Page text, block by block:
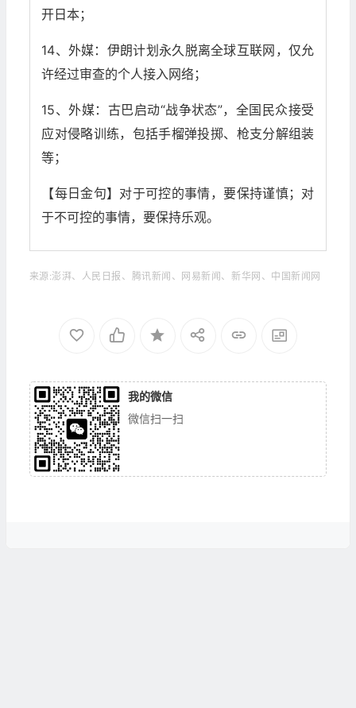
开日本；
14、外媒：伊朗计划永久脱离全球互联网，仅允
许经过审查的个人接入网络；
15、外媒：古巴启动“战争状态”，全国民众接受
应对侵略训练，包括手榴弹投掷、枪支分解组装
等；
【每日金句】对于可控的事情，要保持谨慎；对
于不可控的事情，要保持乐观。
来源:澎湃、人民日报、腾讯新闻、网易新闻、新华网、中国新闻网
我的微信
微信扫一扫